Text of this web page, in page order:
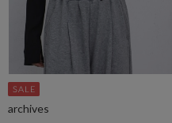
archives